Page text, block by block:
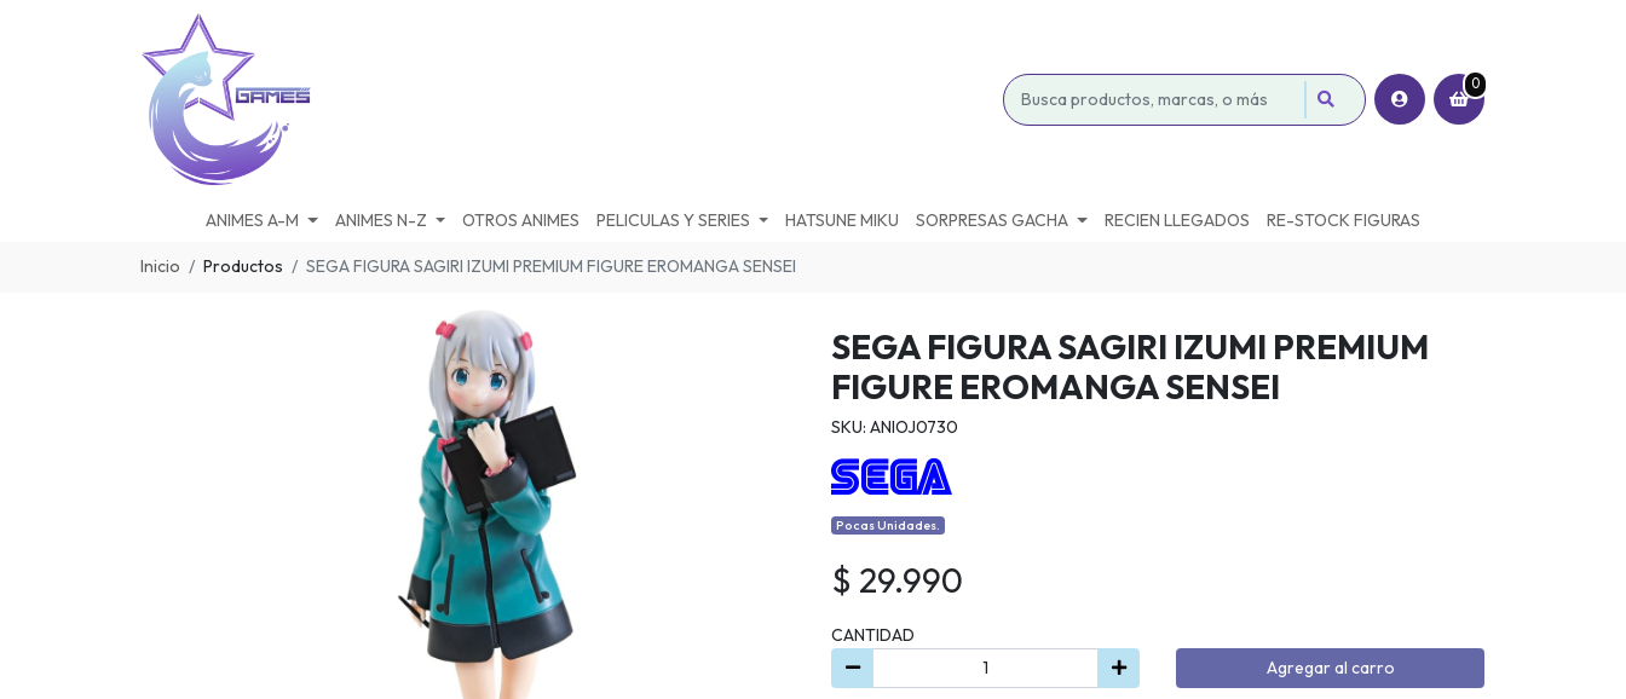
0
ANIMES A-M ANIMES N-Z OTROS ANIMES PELICULAS Y SERIES HATSUNE MIKU SORPRESAS GACHA RECIEN LLEGADOS RE-STOCK FIGURAS
Inicio Productos SEGA FIGURA SAGIRI IZUMI PREMIUM FIGURE EROMANGA SENSEI
SEGA FIGURA SAGIRI IZUMI PREMIUM
FIGURE EROMANGA SENSEI
SKU: ANIOJ0730
Pocas Unidades.
$ 29.990
CANTIDAD
Agregar al carro